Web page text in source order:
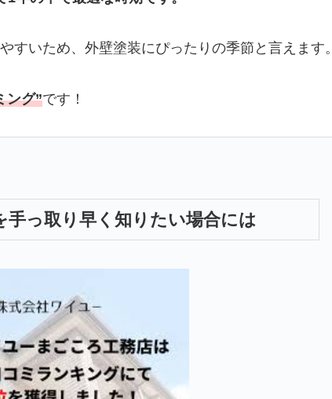
すいため、外壁塗装にぴったりの季節と言えます。
ング”です！
手っ取り早く知りたい場合には